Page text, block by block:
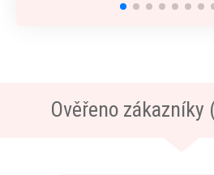
Ověřeno zákazníky